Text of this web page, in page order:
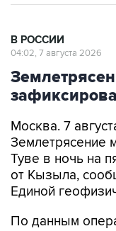
В РОССИИ
04:02, 7 августа 2026
Москва. 7
Землетрясение
Туве в ночь на
от Кызыла,
Единой
По данным